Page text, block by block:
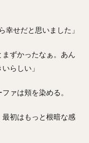
幸せだと思いました」
ずかったなぁ。あん
らしい」
ァは頬を染める。
最初はもっと根暗な感